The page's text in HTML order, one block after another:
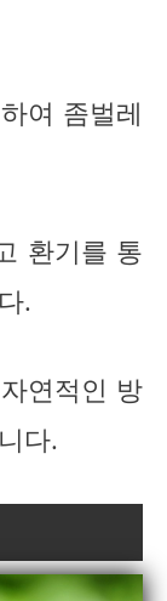
여 좀벌레
환기를 통
.
연적인 방
다.